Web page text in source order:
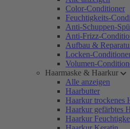
Color-Conditioner
Feuchtigkeits-
Anti-Schuppen-
Anti-Frizz-
Aufbau &
Locken-
Volumen-
Haarmaske & Haarkur
Alle anzeigen
Haarbutter
Haarkur trockenes
Haarkur gefärbtes
Haarkur